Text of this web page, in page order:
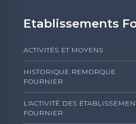
Etablissements
ACTIVITÉS ET MOYENS
HISTORIQUE REMORQUE
FOURNIER
L'ACTIVITÉ DES
FOURNIER